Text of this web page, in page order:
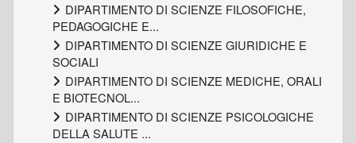
DIPARTIMENTO DI SCIENZE FILOSOFICHE,
PEDAGOGICHE E...
DIPARTIMENTO DI SCIENZE GIURIDICHE E
SOCIALI
DIPARTIMENTO DI SCIENZE MEDICHE, ORALI
E BIOTECNOL...
DIPARTIMENTO DI SCIENZE PSICOLOGICHE
DELLA SALUTE ...